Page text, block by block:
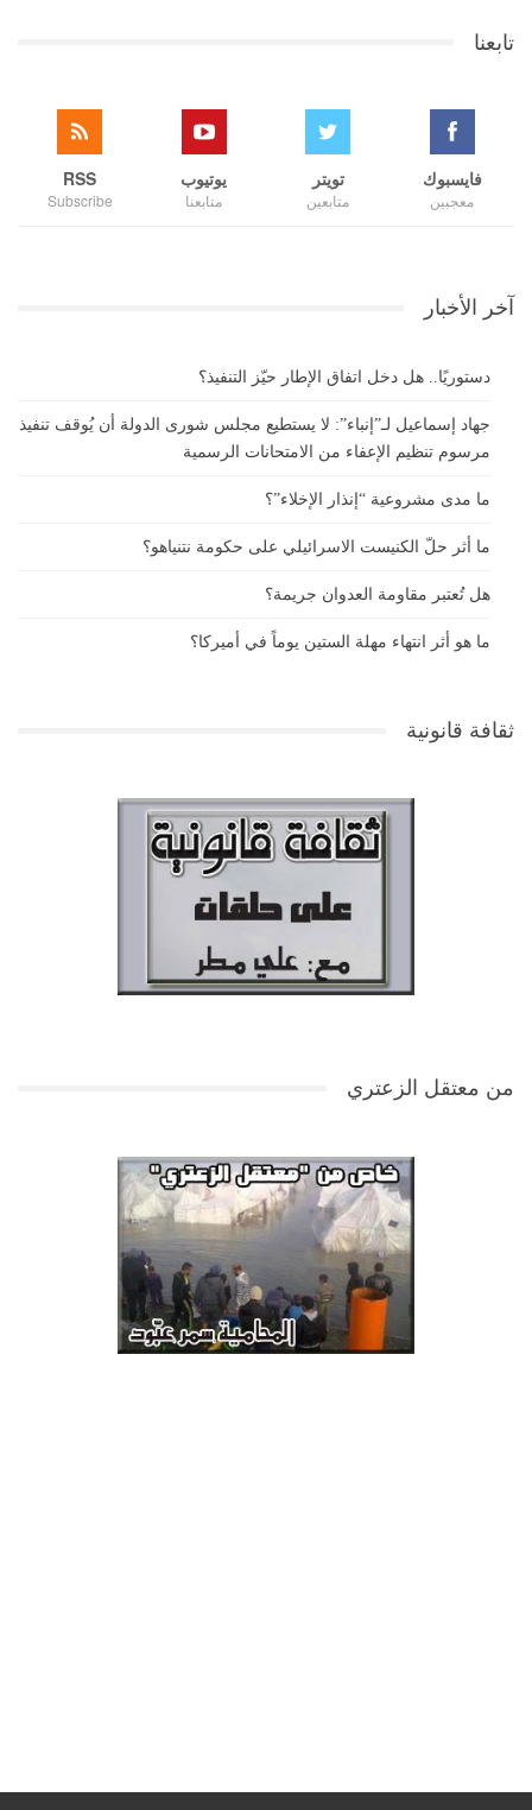
تابعنا
فايسبوك
معجبين
تويتر
متابعين
يوتيوب
متابعنا
RSS
Subscribe
آخر الأخبار
دستوريًا.. هل دخل اتفاق الإطار حيّز التنفيذ؟
جهاد إسماعيل لـ”إنباء”: لا يستطيع مجلس شورى الدولة أن يُوقف تنفيذ
مرسوم تنظيم الإعفاء من الامتحانات الرسمية
ما مدى مشروعية “إنذار الإخلاء”؟
ما أثر حلّ الكنيست الاسرائيلي على حكومة نتنياهو؟
هل تُعتبر مقاومة العدوان جريمة؟
ما هو أثر انتهاء مهلة الستين يوماً في أميركا؟
ثقافة قانونية
من معتقل الزعتري